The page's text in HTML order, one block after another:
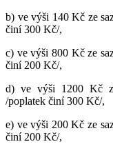
b) ve výši 140 Kč ze
činí 300 Kč/,
c) ve výši 800 Kč ze
činí 200 Kč/,
d) ve výši 1200 Kč
/poplatek činí 300 Kč/,
e) ve výši 200 Kč ze
činí 200 Kč/,